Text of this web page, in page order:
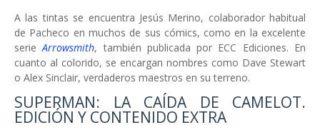
A las tintas se encuentra Jesús Merino, colaborador habitual
de Pacheco en muchos de sus cómics, como en la excelente
serieArrowsmith, también publicada por ECC Ediciones. En
cuanto al colorido, se encargan nombres como Dave Stewart
o Alex Sinclair, verdaderos maestros en su terreno.
SUPERMAN: LA CAÍDA DE CAMELOT.
EDICIÓN Y CONTENIDO EXTRA